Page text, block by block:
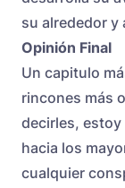
su alrededor y
Opinión Final
Un capitulo
rincones más
decirles,
hacia los
cualquier